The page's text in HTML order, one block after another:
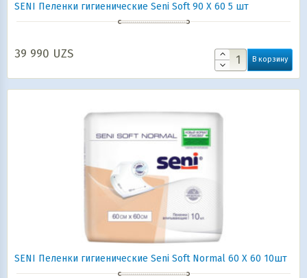
SENI Пеленки гигиенические Seni Soft 90 Х 60 5 шт
39 990 UZS В корзину
SENI Пеленки гигиенические Seni Soft Normal 60 Х 60 10шт